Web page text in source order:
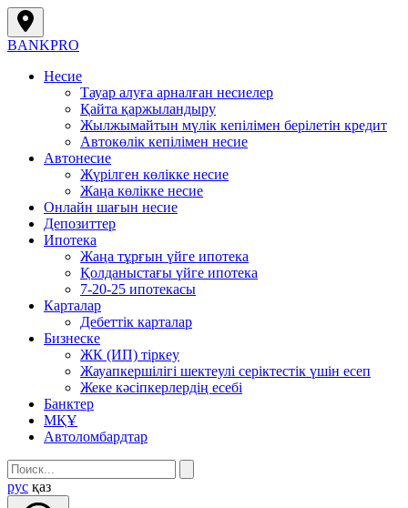
BANKPRO
Несие
Тауар алуға арналған несиелер
Қайта қаржыландыру
Жылжымайтын мүлік кепілімен берілетін кредит
Автокөлік кепілімен несие
Автонесие
Жүрілген көлікке несие
Жаңа көлікке несие
Онлайн шағын несие
Депозиттер
Ипотека
Жаңа тұрғын үйге ипотека
Қолданыстағы үйге ипотека
7-20-25 ипотекасы
Карталар
Дебеттік карталар
Бизнеске
ЖК (ИП) тіркеу
Жауапкершілігі шектеулі серіктестік үшін есеп
Жеке кәсіпкерлердің есебі
Банктер
МҚҰ
Автоломбардтар
рус қаз